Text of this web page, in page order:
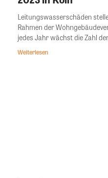
Leitungswasserschäden
Rahmen der
jedes Jahr wächst die Zahl
Weiterlesen